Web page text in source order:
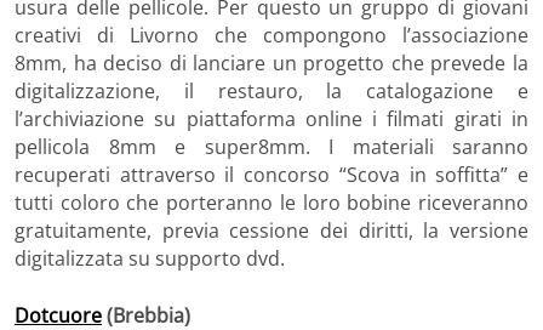
usura delle pellicole. Per questo un gruppo di giovani
creativi di Livorno che compongono l’associazione
8mm, ha deciso di lanciare un progetto che prevede la
digitalizzazione, il restauro, la catalogazione e
l’archiviazione su piattaforma online i filmati girati in
pellicola 8mm e super8mm. I materiali saranno
recuperati attraverso il concorso “Scova in soffitta” e
tutti coloro che porteranno le loro bobine riceveranno
gratuitamente, previa cessione dei diritti, la versione
digitalizzata su supporto dvd.
Dotcuore(Brebbia)